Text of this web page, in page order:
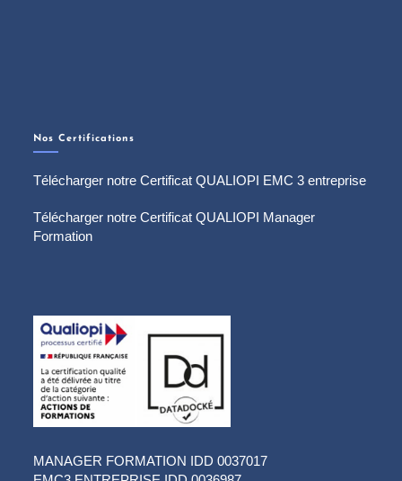
Nos Certifications
Télécharger notre Certificat QUALIOPI EMC 3 entreprise
Télécharger notre Certificat QUALIOPI Manager
Formation
MANAGER FORMATION IDD 0037017